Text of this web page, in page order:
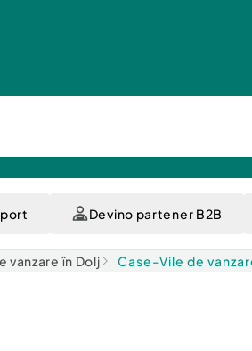
Devino partener B2B
vanzare în Dolj Case-Vile de